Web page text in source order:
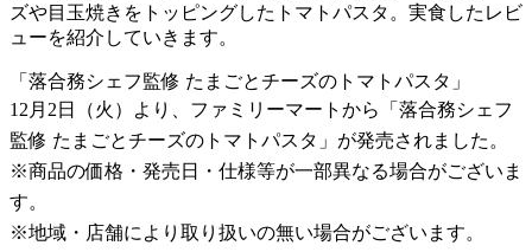
ズや目玉焼きをトッピングしたトマトパスタ。実食したレビ
ューを紹介していきます。
「落合務シェフ監修 たまごとチーズのトマトパスタ」
12月2日（火）より、ファミリーマートから「落合務シェフ
監修 たまごとチーズのトマトパスタ」が発売されました。
※商品の価格・発売日・仕様等が一部異なる場合がございま
す。
※地域・店舗により取り扱いの無い場合がございます。